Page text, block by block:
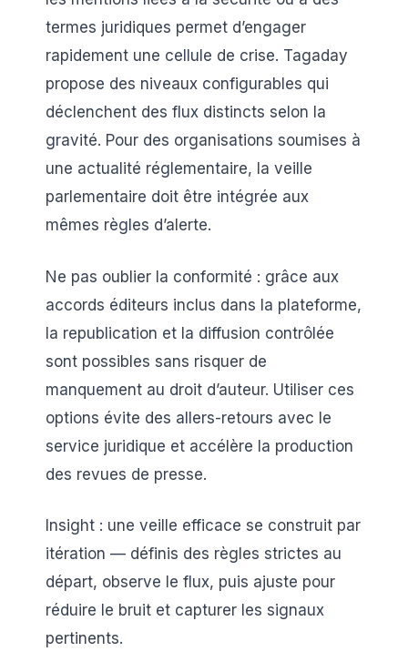
termes juridiques permet d’engager
rapidement une cellule de crise. Tagaday
propose des niveaux configurables qui
déclenchent des flux distincts selon la
gravité. Pour des organisations soumises à
une actualité réglementaire, la veille
parlementaire doit être intégrée aux
mêmes règles d’alerte.
Ne pas oublier la conformité : grâce aux
accords éditeurs inclus dans la plateforme,
la republication et la diffusion contrôlée
sont possibles sans risquer de
manquement au droit d’auteur. Utiliser ces
options évite des allers-retours avec le
service juridique et accélère la production
des revues de presse.
Insight : une veille efficace se construit par
itération — définis des règles strictes au
départ, observe le flux, puis ajuste pour
réduire le bruit et capturer les signaux
pertinents.